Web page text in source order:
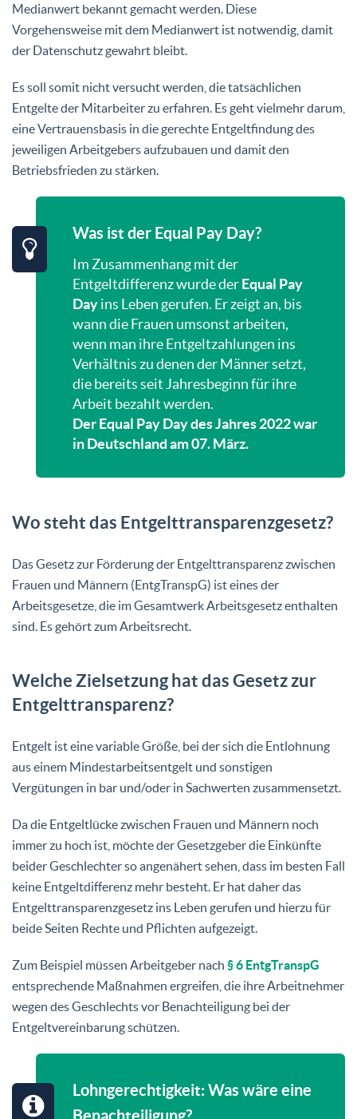
Medianwert bekannt gemacht werden. Diese
Vorgehensweise mit dem Medianwert ist notwendig, damit
der Datenschutz gewahrt bleibt.
Es soll somit nicht versucht werden, die tatsächlichen
Entgelte der Mitarbeiter zu erfahren. Es geht vielmehr darum,
eine Vertrauensbasis in die gerechte Entgeltfindung des
jeweiligen Arbeitgebers aufzubauen und damit den
Betriebsfrieden zu stärken.
Was ist der Equal Pay Day?
Im Zusammenhang mit der
Entgeltdifferenz wurde derEqual Pay
Dayins Leben gerufen. Er zeigt an, bis
wann die Frauen umsonst arbeiten,
wenn man ihre Entgeltzahlungen ins
Verhältnis zu denen der Männer setzt,
die bereits seit Jahresbeginn für ihre
Arbeit bezahlt werden.
Der Equal Pay Day des Jahres 2022 war
in Deutschland am 07. März.
Wo steht das Entgelttransparenzgesetz?
Das Gesetz zur Förderung der Entgelttransparenz zwischen
Frauen und Männern (EntgTranspG) ist eines der
Arbeitsgesetze, die im Gesamtwerk Arbeitsgesetz enthalten
sind. Es gehört zum Arbeitsrecht.
Welche Zielsetzung hat das Gesetz zur
Entgelttransparenz?
Entgelt ist eine variable Größe, bei der sich die Entlohnung
aus einem Mindestarbeitsentgelt und sonstigen
Vergütungen in bar und/oder in Sachwerten zusammensetzt.
Da die Entgeltlücke zwischen Frauen und Männern noch
immer zu hoch ist, möchte der Gesetzgeber die Einkünfte
beider Geschlechter so angenähert sehen, dass im besten Fall
keine Entgeltdifferenz mehr besteht. Er hat daher das
Entgelttransparenzgesetz ins Leben gerufen und hierzu für
beide Seiten Rechte und Pflichten aufgezeigt.
Zum Beispiel müssen Arbeitgeber nach § 6 EntgTranspG
entsprechende Maßnahmen ergreifen, die ihre Arbeitnehmer
wegen des Geschlechts vor Benachteiligung bei der
Entgeltvereinbarung schützen.
Lohngerechtigkeit: Was wäre eine
Benachteiligung?